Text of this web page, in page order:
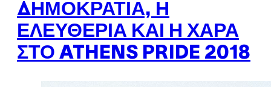
ΔΗΜΟΚΡΑΤΊΑ, Η
ΕΛΕΥΘΕΡΊΑ ΚΑΙ Η ΧΑΡΆ
ΣΤΟ ATHENS PRIDE 2018